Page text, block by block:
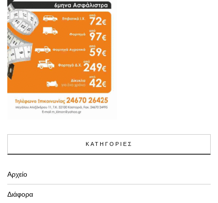
ΚΑΤΗΓΟΡΙΕΣ
Αρχείο
Διάφορα